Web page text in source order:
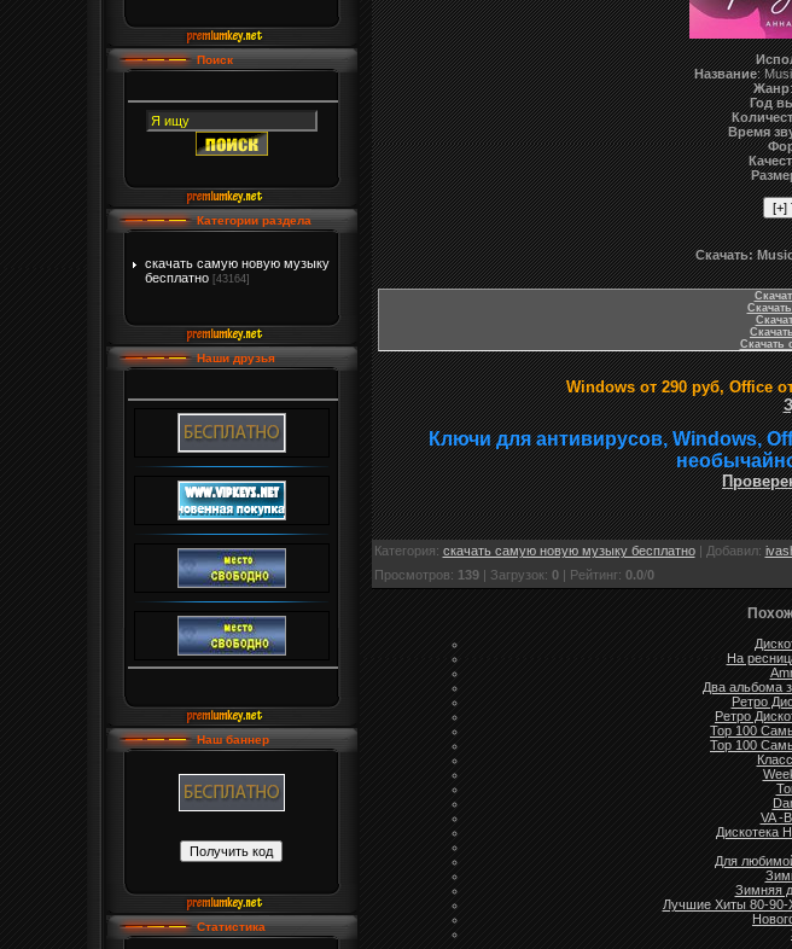
Поиск
Категории раздела
скачать самую новую музыку
бесплатно [43164]
Наши друзья
Наш баннер
Статистика
Название:
Жанр
Год
Время
Скачать:
Скачать
Windows от 290 руб, Office
Ключи для антивирусов, Windows,
Категория: скачать самую новую музыку бесплатно| Добавил:
Просмотров: 139| Загрузок: 0| Рейтинг: 0.0/0
На
Два альбома
Ретро
Ретро
Top 100
Top 100
VA -
Дискотека
Для
Зимняя
Лучшие Хиты 80-90-